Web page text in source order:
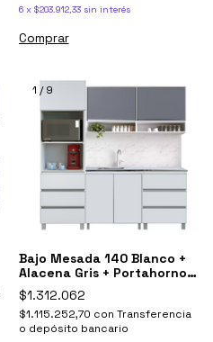
6 x $203.912,33 sin interés
1 /9
Bajo Mesada 140 Blanco +
Alacena Gris + Portahorno
Potenza
$1.312.062
$1.115.252,70 con Transferencia
o depósito bancario